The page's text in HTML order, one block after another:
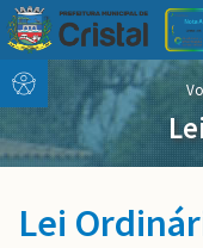
Conteúdo
Menu
conteúdo
do
menu
Lei